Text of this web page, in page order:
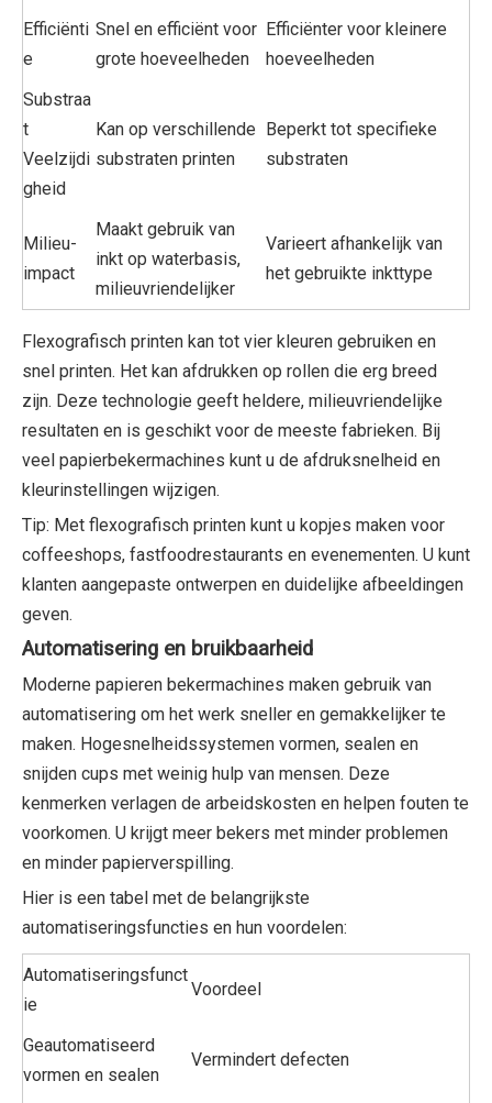
Efficiënti
e
Snel en efficiënt voor
grote hoeveelheden
Efficiënter voor kleinere
hoeveelheden
Substraa
t
Veelzijdi
gheid
Kan op verschillende
substraten printen
Beperkt tot specifieke
substraten
Milieu-
impact
Maakt gebruik van
inkt op waterbasis,
milieuvriendelijker
Varieert afhankelijk van
het gebruikte inkttype
Flexografisch printen kan tot vier kleuren gebruiken en
snel printen. Het kan afdrukken op rollen die erg breed
zijn. Deze technologie geeft heldere, milieuvriendelijke
resultaten en is geschikt voor de meeste fabrieken. Bij
veel papierbekermachines kunt u de afdruksnelheid en
kleurinstellingen wijzigen.
Tip: Met flexografisch printen kunt u kopjes maken voor
coffeeshops, fastfoodrestaurants en evenementen. U kunt
klanten aangepaste ontwerpen en duidelijke afbeeldingen
geven.
Automatisering en bruikbaarheid
Moderne papieren bekermachines maken gebruik van
automatisering om het werk sneller en gemakkelijker te
maken. Hogesnelheidssystemen vormen, sealen en
snijden cups met weinig hulp van mensen. Deze
kenmerken verlagen de arbeidskosten en helpen fouten te
voorkomen. U krijgt meer bekers met minder problemen
en minder papierverspilling.
Hier is een tabel met de belangrijkste
automatiseringsfuncties en hun voordelen:
Automatiseringsfunct
ie
Voordeel
Geautomatiseerd
vormen en sealen
Vermindert defecten